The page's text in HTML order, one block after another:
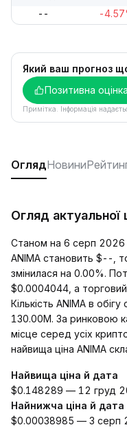
-- -
Який ваш прогноз
Позитивна оцінка
Примітка. Інформація
ОглядНовини
Огляд актуальної
Станом на 6 серп 2026
ANIMA становить $--,
змінилася на 0.00%.
$0.0004044, а
Кількість ANIMA в
130.00M. За ринковою
місце серед усіх
найвища ціна ANIMA
Найвища ціна й дата
$0.148289 — 12 груд
Найнижча ціна й дата
$0.00038985 — 3 серп